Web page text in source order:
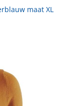
maat XL